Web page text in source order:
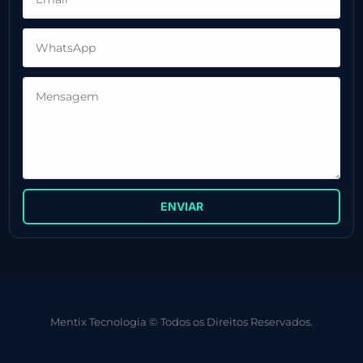
ENVIAR
Mentix Tecnologia © Todos os Direitos Reservados.